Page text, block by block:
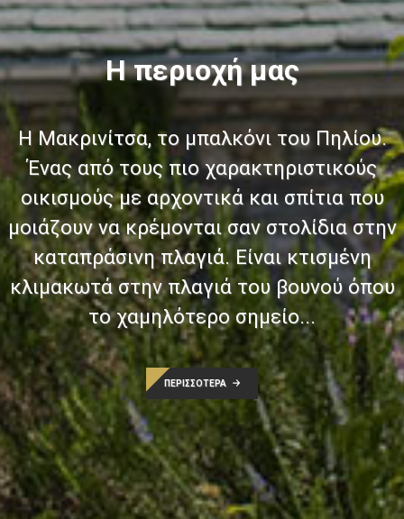
Η περιοχή μας
Η Μακρινίτσα, το μπαλκόνι του Πηλίου.
Ένας από τους πιο χαρακτηριστικούς
οικισμούς με αρχοντικά και σπίτια που
μοιάζουν να κρέμονται σαν στολίδια στην
καταπράσινη πλαγιά. Είναι κτισμένη
κλιμακωτά στην πλαγιά του βουνού όπου
το χαμηλότερο σημείο...
ΠΕΡΙΣΣΟΤΕΡΑ